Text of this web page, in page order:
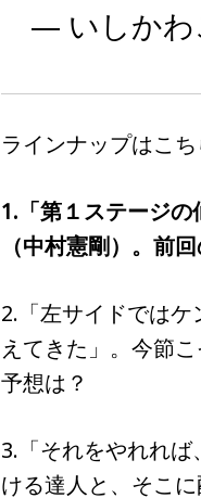
— いしかわ
ラインナップはこち
1.「第１ステージの
（中村憲剛）。前
2.「左サイドでは
えてきた」。今節
予想は？
3.「それをやれれ
ける達人と、そこ